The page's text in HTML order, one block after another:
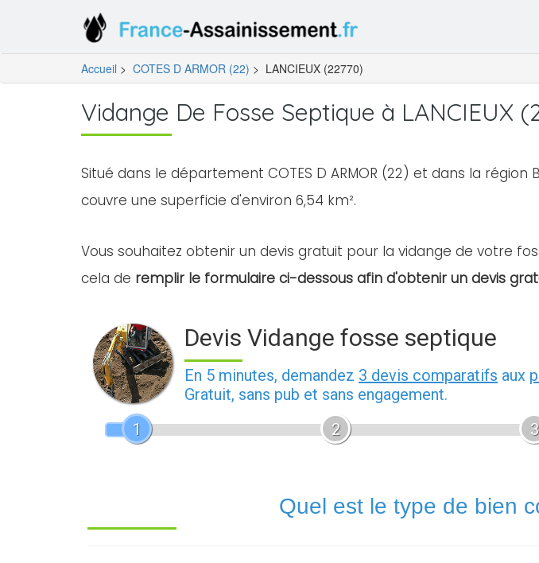
Accueil > COTES D ARMOR (22) > LANCIEUX (22770)
Vidange De Fosse Septique à LANCIEUX
Situé dans le département COTES D ARMOR (22) et dans la région
couvre une superficie d'environ 6,54 km².
Vous souhaitez obtenir un devis gratuit pour la vidange de votre
cela de remplir le formulaire ci-dessous afin d'obtenir un devis
Devis Vidange fosse septique
En 5 minutes, demandez 3 devis comparatifs aux
Gratuit, sans pub et sans engagement.
1
2 3
Quel est le type de bien